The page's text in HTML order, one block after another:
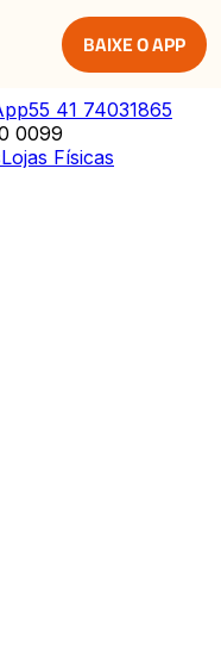
BAIXE O APP
55 41 74031865
0099
Lojas Físicas